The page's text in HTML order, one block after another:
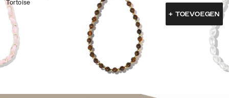
Tortoise
+ TOEVOEGEN